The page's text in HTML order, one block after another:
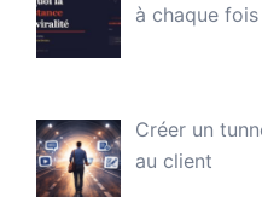
à chaque fois
Créer un
au client